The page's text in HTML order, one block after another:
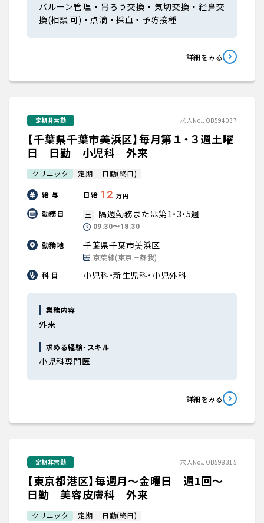
バルーン管理‧胃ろう交換‧気切交換‧経⿐交
換(相談 可)‧点滴‧採⾎‧予防接種
詳細をみる
定期非常勤 求人No.JOB594037
【千葉県千葉市美浜区】毎月第１・３週土曜
日 日勤 小児科 外来
クリニック 定期 日勤(終日)
給 与 日給 12 万円
勤務日 土 隔週勤務または第1・3・5週
09:30〜18:30
勤務地 千葉県千葉市美浜区
京葉線(東京－蘇我)
科 目
小児科・新生児科・小児外科
業務内容
外来
求める経験・スキル
小児科専門医
詳細をみる
定期非常勤 求人No.JOB598315
【東京都港区】毎週月～金曜日 週1回～
日勤 美容皮膚科 外来
クリニック 定期 日勤(終日)